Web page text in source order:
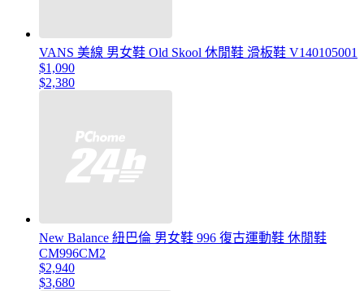
VANS 美線 男女鞋 Old Skool 休閒鞋 滑板鞋 V140105001
$1,090
$2,380
New Balance 紐巴倫 男女鞋 996 復古運動鞋 休閒鞋
CM996CM2
$2,940
$3,680